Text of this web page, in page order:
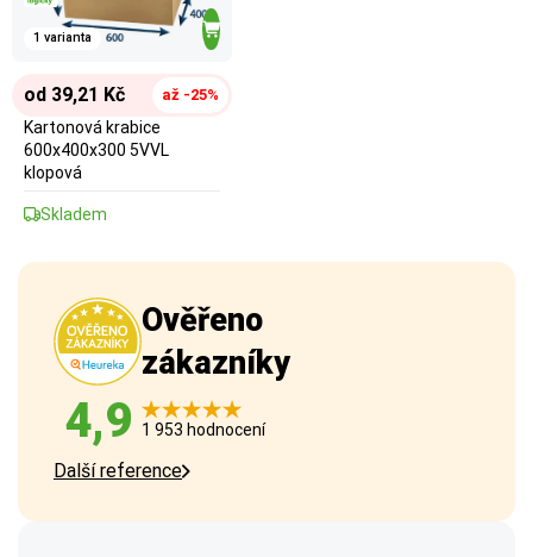
1 varianta
od 39,21 Kč až -25%
Kartonová krabice
600x400x300 5VVL
klopová
Skladem
Ověřeno
zákazníky
4,9 1 953 hodnocení
Další reference